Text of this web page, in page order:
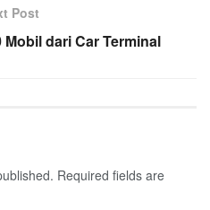
Post
dari Car Terminal
Required fields are